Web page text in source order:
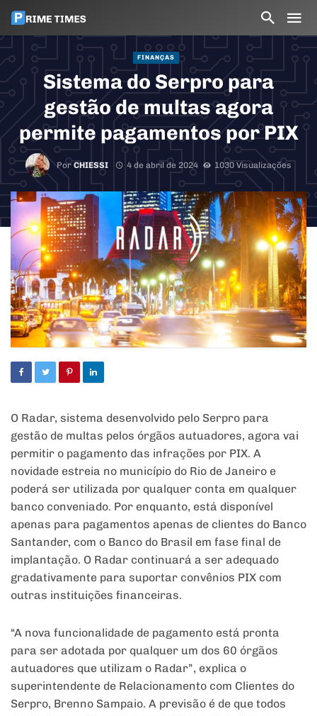
FINANÇAS
Sistema do Serpro para
gestão de multas agora
permite pagamentos por PIX
PorCHIESSI 4 de abril de 2024 1030 Visualizações
O Radar, sistema desenvolvido pelo Serpro para
gestão de multas pelos órgãos autuadores, agora vai
permitir o pagamento das infrações por PIX. A
novidade estreia no município do Rio de Janeiro e
poderá ser utilizada por qualquer conta em qualquer
banco conveniado. Por enquanto, está disponível
apenas para pagamentos apenas de clientes do Banco
Santander, com o Banco do Brasil em fase final de
implantação. O Radar continuará a ser adequado
gradativamente para suportar convênios PIX com
outras instituições financeiras.
“A nova funcionalidade de pagamento está pronta
para ser adotada por qualquer um dos 60 órgãos
autuadores que utilizam o Radar”, explica o
superintendente de Relacionamento com Clientes do
Serpro, Brenno Sampaio. A previsão é de que todos